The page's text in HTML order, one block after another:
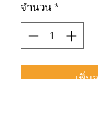
จำนวน *
เพิ่ม